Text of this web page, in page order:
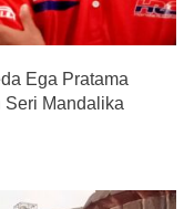
Ega Pratama
Seri Mandalika